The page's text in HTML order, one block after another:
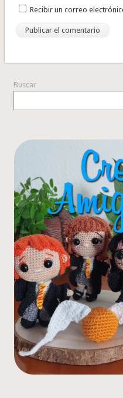
Recibir un correo
Buscar